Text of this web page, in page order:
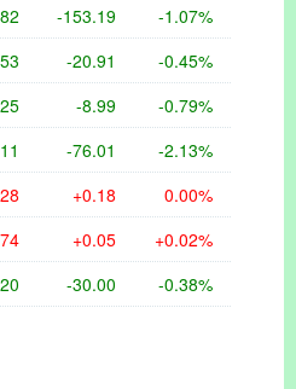
-153.19 -1.07%
-20.91 -0.45%
-8.99 -0.79%
-76.01 -2.13%
+0.18 0.00%
+0.05 +0.02%
-30.00 -0.38%